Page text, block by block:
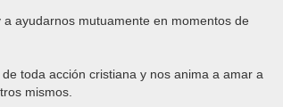
ayudarnos mutuamente en momentos de
toda acción cristiana y nos anima a amar a
mismos.